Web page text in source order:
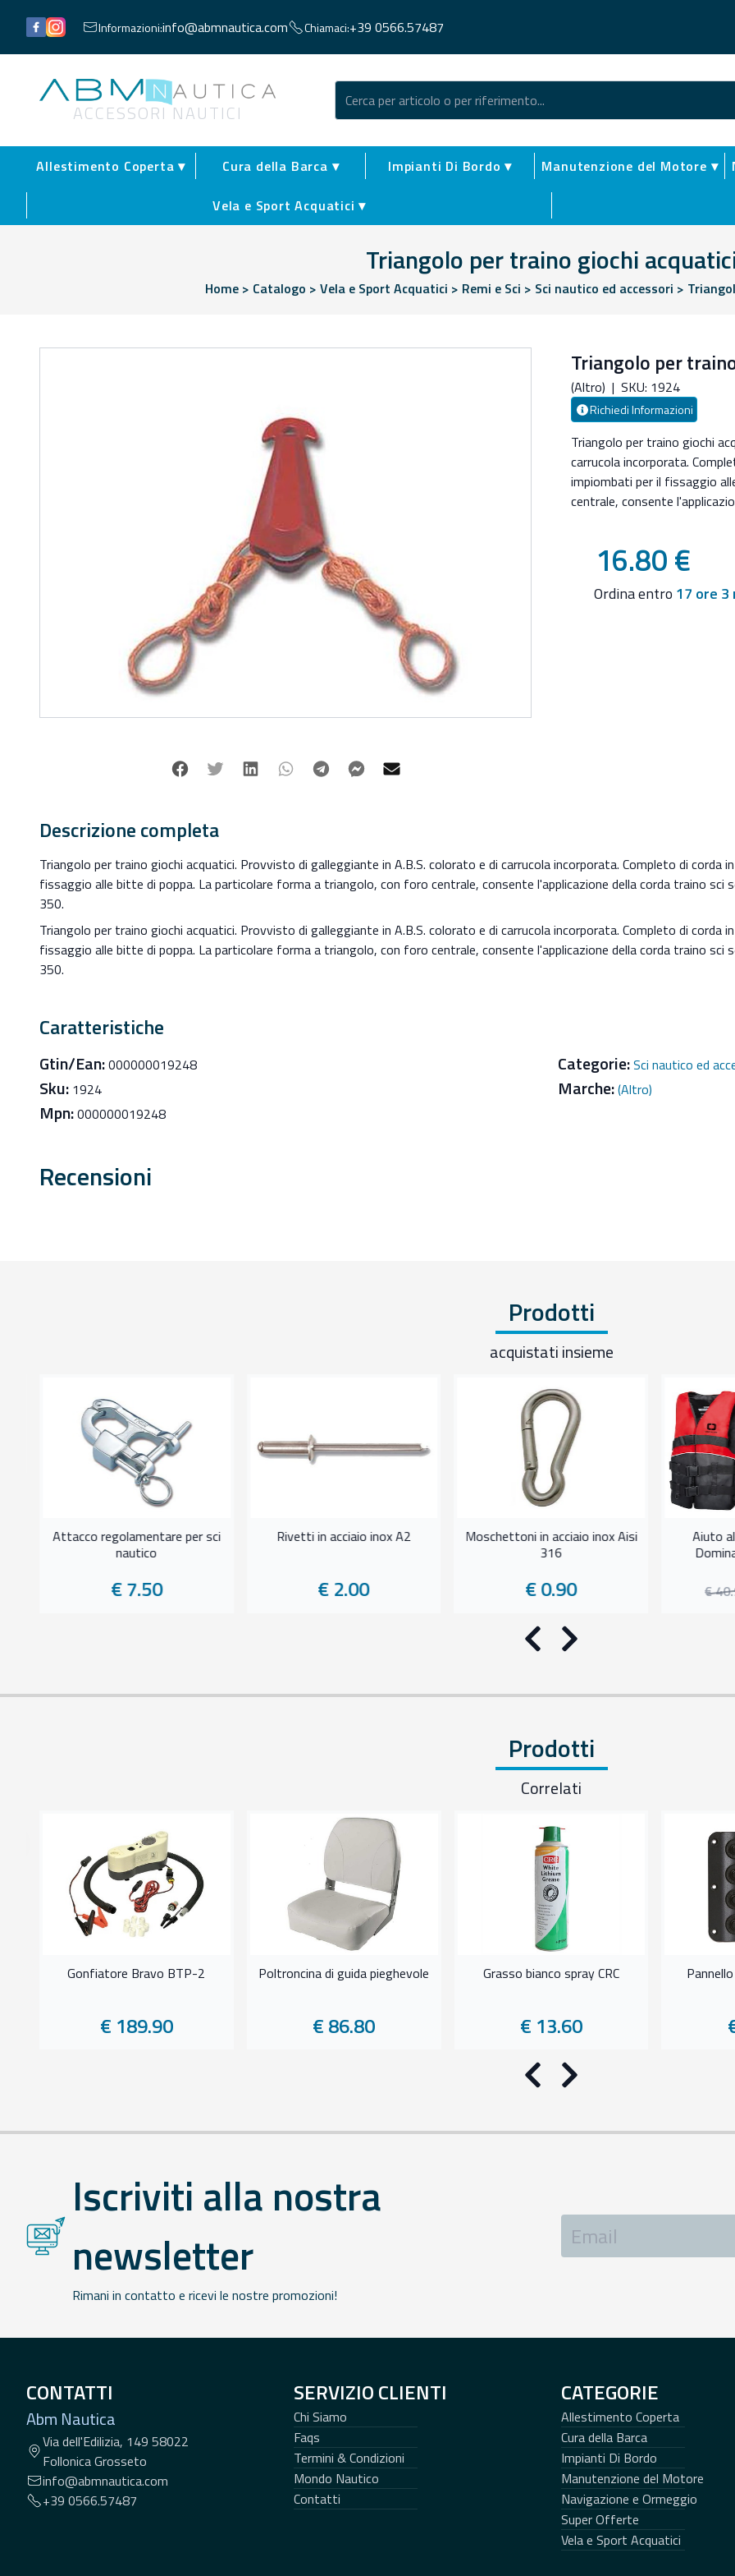
Informazioni:info@abmnautica.com Chiamaci:+39 0566.57487
Facebook
Instagram
Abm Nautica
ACCESSORI NAUTICI
Allestimento Coperta ▾ Cura della Barca ▾ Impianti Di Bordo ▾ Manutenzione del Motore ▾
Vela e Sport Acquatici ▾
Triangolo per traino giochi
Home > Catalogo > Vela e Sport Acquatici > Remi e Sci > Sci nautico ed accessori >
Triangolo per
(Altro) | SKU: 1924
Richiedi Informazioni
Triangolo per traino giochi
carrucola incorporata.
impiombati per il fissaggio
centrale, consente
carrucola incorporata.
centrale, consente
16.80 €
Ordina entro 17 ore 3
Facebook
Twitter LinkedinWhatsappTelegramFacebook Messenger
Descrizione completa
Triangolo per traino giochi acquatici. Provvisto di galleggiante in A.B.S. colorato e di carrucola incorporata. Completo di corda
fissaggio alle bitte di poppa. La particolare forma a triangolo, con foro centrale, consente l'applicazione della corda traino sci
350.
Triangolo per traino giochi acquatici. Provvisto di galleggiante in A.B.S. colorato e di carrucola incorporata. Completo di corda
fissaggio alle bitte di poppa. La particolare forma a triangolo, con foro centrale, consente l'applicazione della corda traino sci
350.
Caratteristiche
Gtin/Ean:000000019248
Sku: 1924
Mpn:000000019248
Categorie:Sci nautico ed
Marche:(Altro)
Recensioni
Prodotti
acquistati insieme
Attacco regolamentare per sci
nautico
€ 7.50
Rivetti in acciaio inox A2
€ 2.00
Moschettoni in acciaio inox Aisi
316
€ 0.90
Aiuto
€
Precedente
Successivo
Prodotti
Correlati
Gonfiatore Bravo BTP-2
€ 189.90
Poltroncina di guida pieghevole
€ 86.80
Grasso bianco spray CRC
€ 13.60
Precedente
Successivo
Iscriviti alla nostra
newsletter
Rimani in contatto e ricevi le nostre promozioni!
CONTATTI
Abm Nautica
Via dell'Edilizia, 149 58022
Follonica Grosseto
info@abmnautica.com
+39 0566.57487
SERVIZIO CLIENTI
Chi Siamo
Faqs
Termini & Condizioni
Mondo Nautico
Contatti
CATEGORIE
Allestimento Coperta
Cura della Barca
Impianti Di Bordo
Manutenzione del Motore
Navigazione e Ormeggio
Super Offerte
Vela e Sport Acquatici